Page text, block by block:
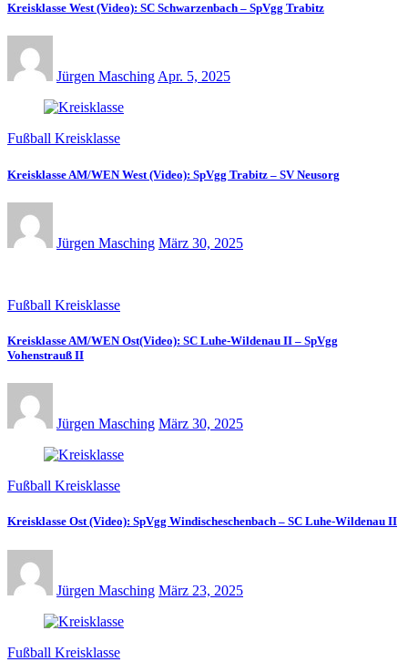
Kreisklasse West (Video): SC Schwarzenbach – SpVgg Trabitz
Jürgen MaschingApr. 5, 2025
Fußball Kreisklasse
Kreisklasse AM/WEN West (Video): SpVgg Trabitz – SV Neusorg
Jürgen Masching März 30, 2025
Fußball Kreisklasse
Kreisklasse AM/WEN Ost(Video): SC Luhe-Wildenau II – SpVgg
Vohenstrauß II
Jürgen Masching März 30, 2025
Fußball Kreisklasse
Kreisklasse Ost (Video): SpVgg Windischeschenbach – SC Luhe-Wildenau II
Jürgen Masching März 23, 2025
Fußball Kreisklasse